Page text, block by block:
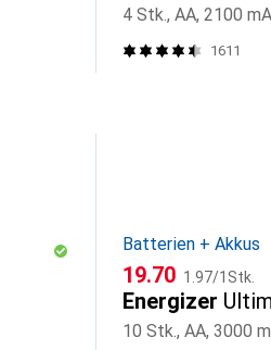
4 Stk., AA, 2100
1611
Batterien + Akkus
CHF
19.70 CHF
1.97/1Stk.
Energizer
10 Stk., AA, 3000